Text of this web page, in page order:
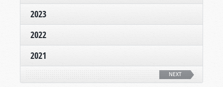
2023
2022
2021
NEXT